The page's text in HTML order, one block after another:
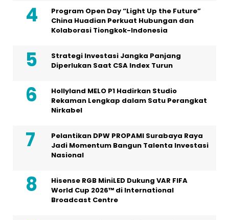
Program Open Day “Light Up the Future”
China Huadian Perkuat Hubungan dan
Kolaborasi Tiongkok-Indonesia
Strategi Investasi Jangka Panjang
Diperlukan Saat CSA Index Turun
Hollyland MELO P1 Hadirkan Studio
Rekaman Lengkap dalam Satu Perangkat
Nirkabel
Pelantikan DPW PROPAMI Surabaya Raya
Jadi Momentum Bangun Talenta Investasi
Nasional
Hisense RGB MiniLED Dukung VAR FIFA
World Cup 2026™ di International
Broadcast Centre